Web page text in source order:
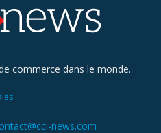
commerce dans le monde.
news.com